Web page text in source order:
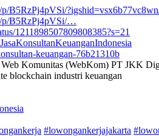
B5RzPj4pVSi/
p/B5RzPj4pVSi/…
1211898507809808385?s=21
keuangan-76b21310b
Komunitas (WebKom) PT JKK
blockchain industri keuangan
#lowongankerjajakarta